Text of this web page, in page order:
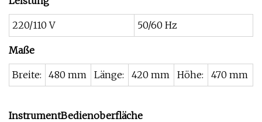
220/110 V 50/60 Hz
Maße
Breite: 480 mm Länge: 420 mm Höhe: 470 mm
InstrumentBedienoberfläche